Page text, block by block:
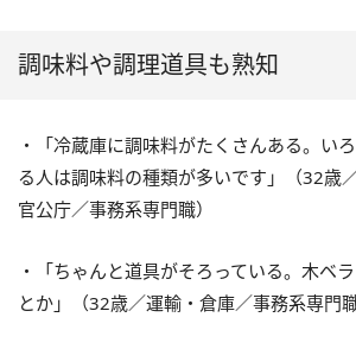
調味料や調理道具も熟知
・「冷蔵庫に調味料がたくさんある。い
る人は調味料の種類が多いです」（32歳
官公庁／事務系専門職）
・「ちゃんと道具がそろっている。木ベ
とか」（32歳／運輸・倉庫／事務系専門職